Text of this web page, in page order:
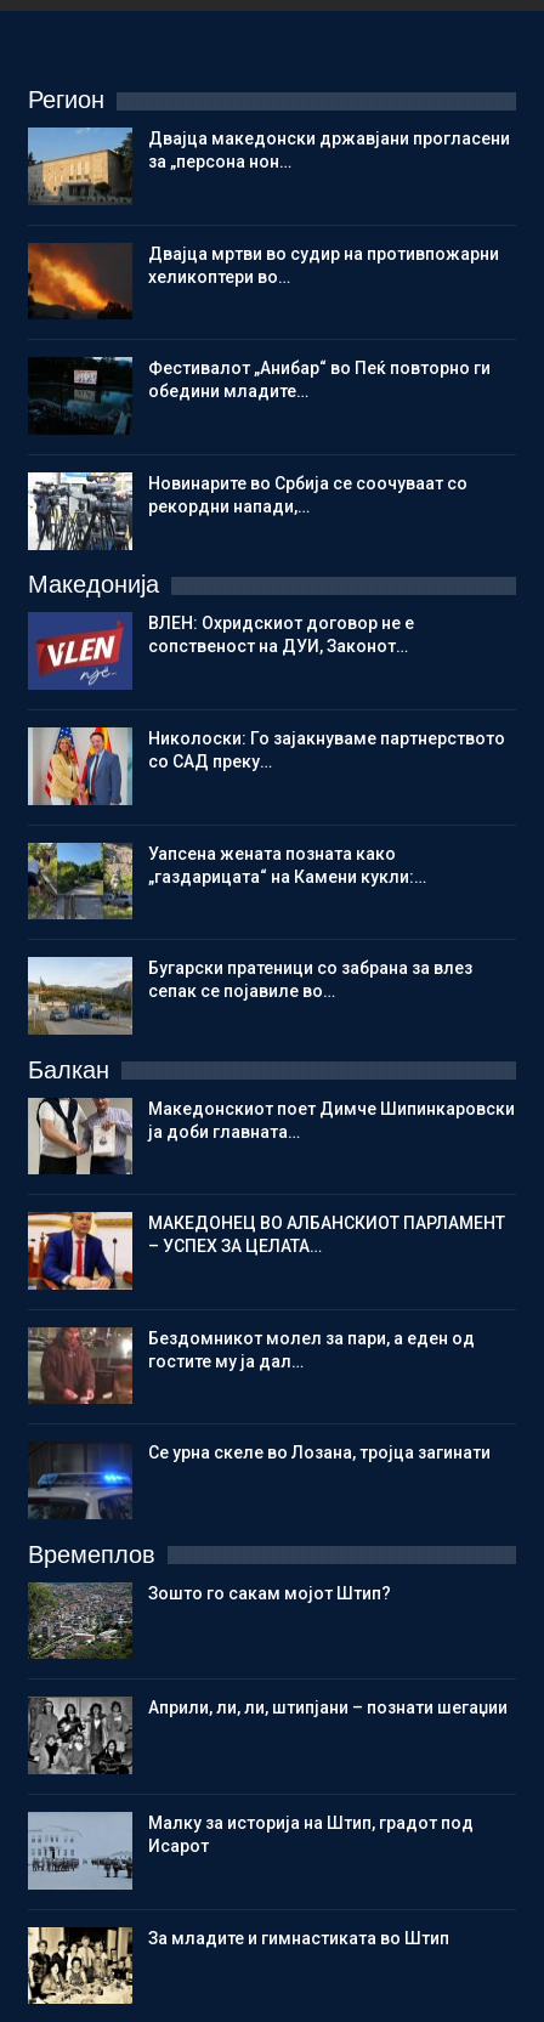
Регион
Двајца македонски државјани прогласени
за „персона нон…
Двајца мртви во судир на противпожарни
хеликоптери во…
Фестивалот „Анибар“ во Пеќ повторно ги
обедини младите…
Новинарите во Србија се соочуваат со
рекордни напади,…
Македонија
ВЛЕН: Охридскиот договор не е
сопственост на ДУИ, Законот…
Николоски: Го зајакнуваме партнерството
со САД преку…
Уапсена жената позната како
„газдарицата“ на Камени кукли:…
Бугарски пратеници со забрана за влез
сепак се појавиле во…
Балкан
Македонскиот поет Димче Шипинкаровски
ја доби главната…
МАКЕДОНЕЦ ВО АЛБАНСКИОТ ПАРЛАМЕНТ
– УСПЕХ ЗА ЦЕЛАТА…
Бездомникот молел за пари, а еден од
гостите му ја дал…
Се урна скеле во Лозана, тројца загинати
Времеплов
Зошто го сакам мојот Штип?
Aприли, ли, ли, штипјани – познати шегаџии
Малку за историја на Штип, градот под
Исарот
Зa младите и гимнастиката во Штип